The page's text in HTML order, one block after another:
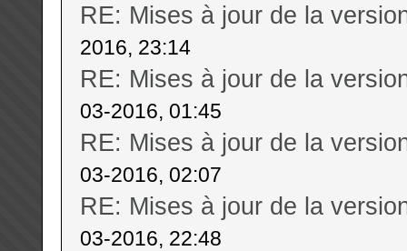
RE: Mises à jour de la
2016, 23:14
RE: Mises à jour de la
03-2016, 01:45
RE: Mises à jour de la
03-2016, 02:07
RE: Mises à jour de la
03-2016, 22:48